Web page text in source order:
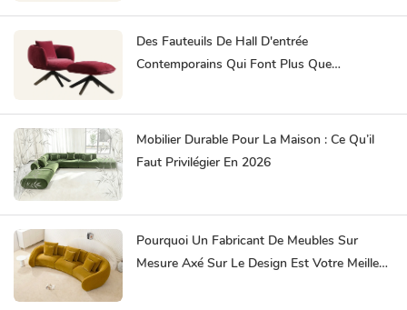
Des Fauteuils De Hall D'entrée
Contemporains Qui Font Plus Que
Mobilier Durable Pour La Maison : Ce Qu’il
Faut Privilégier En 2026
Pourquoi Un Fabricant De Meubles Sur
Mesure Axé Sur Le Design Est Votre Meilleur